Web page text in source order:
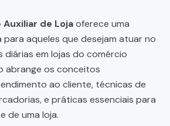
de Lojaoferece uma
aqueles que desejam atuar no
em lojas do comércio
abrange os conceitos
ao cliente, técnicas de
e práticas essenciais para
de uma loja.